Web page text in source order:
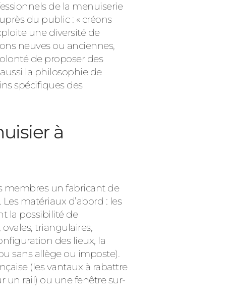
de la menuiserie
du public : « créons
une diversité de
neuves ou anciennes,
de proposer des
la philosophie de
spécifiques des
à
membres un fabricant de
matériaux d’abord : les
la possibilité de
triangulaires,
des lieux, la
sans allège ou imposte).
(les vantaux à rabattre
un rail) ou une fenêtre sur-